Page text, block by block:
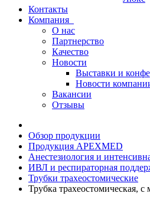
Контакты
Компания
О нас
Партнерство
Качество
Новости
Выставки и
Новости
Вакансии
Отзывы
Обзор продукции
Продукция APEXMED
Анестезиология и
ИВЛ и респираторная
Трубки трахеостомические
Трубка трахеостомическая, с